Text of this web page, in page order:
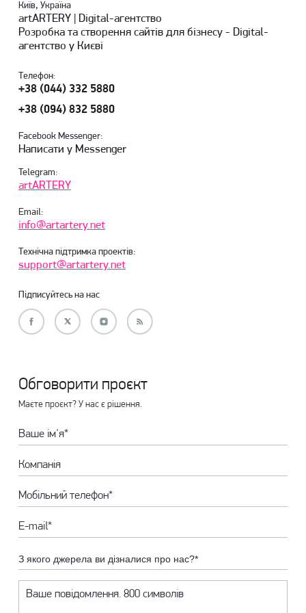
Київ, Україна
artARTERY | Digital-агентство
Розробка та створення сайтів для бізнесу - Digital-
агентство у Києві
Телефон:
+38 (044) 332 5880
+38 (094) 832 5880
Facebook Messenger:
Написати у Messenger
Telegram:
artARTERY
Email:
info@artartery.net
Технічна підтримка проектів:
support@artartery.net
Підписуйтесь на нас
Обговорити проєкт
Маєте проєкт? У нас є рішення.
З якого джерела ви дізналися про нас?*